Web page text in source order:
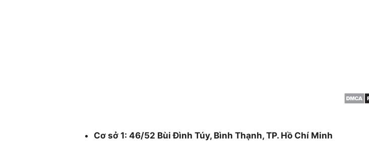
Cơ sở 1: 46/52 Bùi Đình Túy, Bình Thạnh, TP. Hồ Chí Minh